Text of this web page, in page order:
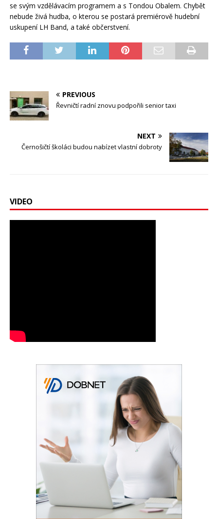
se svým vzdělávacím programem a s Tondou Obalem. Chybět
nebude živá hudba, o kterou se postará premiérově hudební
uskupení LH Band, a také občerstvení.
PREVIOUS
Řevničtí radní znovu podpořili senior taxi
NEXT
Černošičtí školáci budou nabízet vlastní dobroty
VIDEO